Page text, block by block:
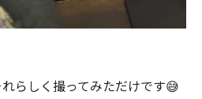
らしく撮ってみただけです😅